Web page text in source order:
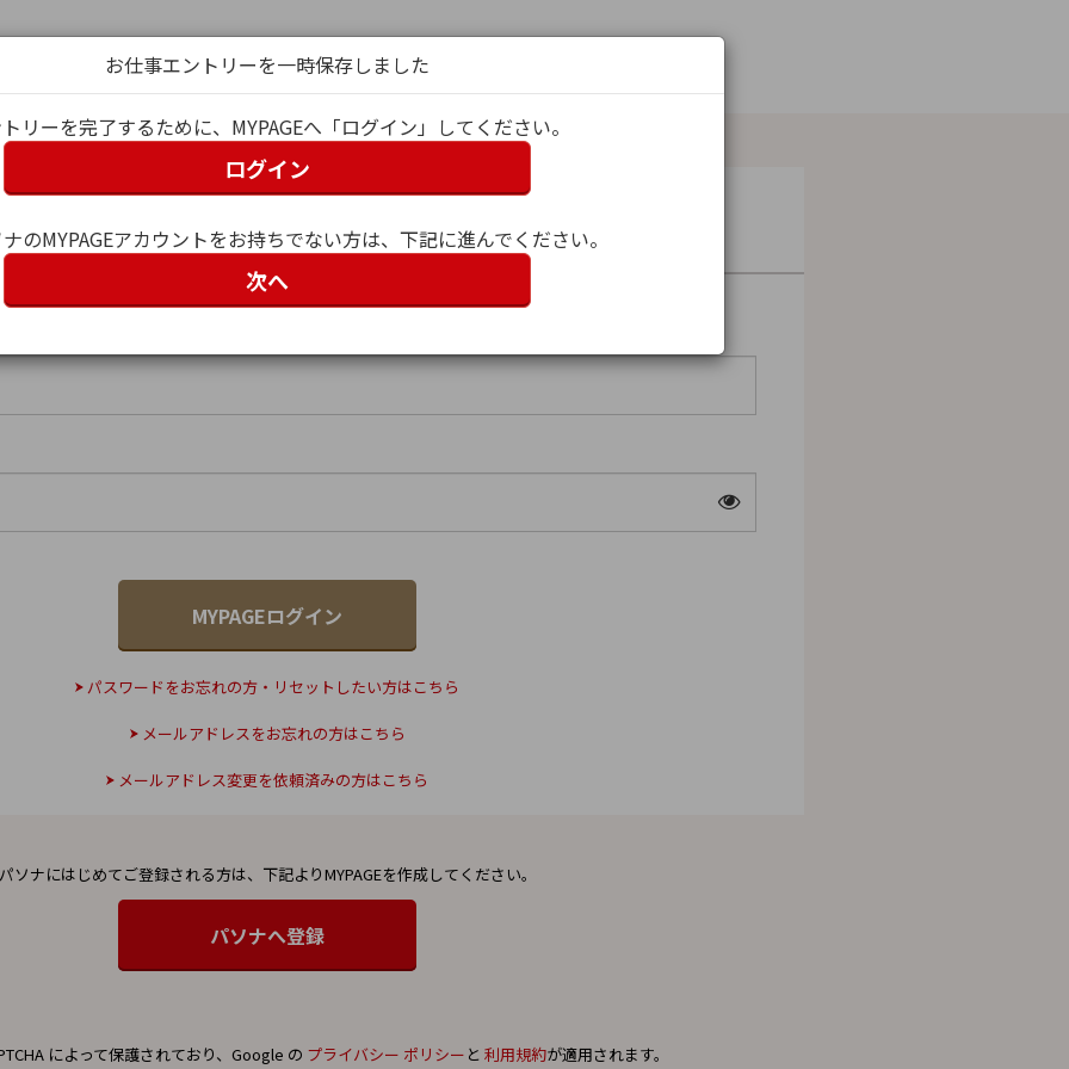
ン
）
パスワードをお忘れの方・リセットしたい方はこちら
メールアドレスをお忘れの方はこちら
メールアドレス変更を依頼済みの方はこちら
パソナにはじめてご登録される方は、 下記よりMYPAGEを作成してください。
によって保護されており、Google の プライバシー ポリシー と 利用規約が適用されます。
お仕事エントリーを一時保存しました
リーを完了するために、MYPAGEへ「ログイン」してください。
ログイン
のMYPAGEアカウントをお持ちでない方は、下記に進んでください。
次へ